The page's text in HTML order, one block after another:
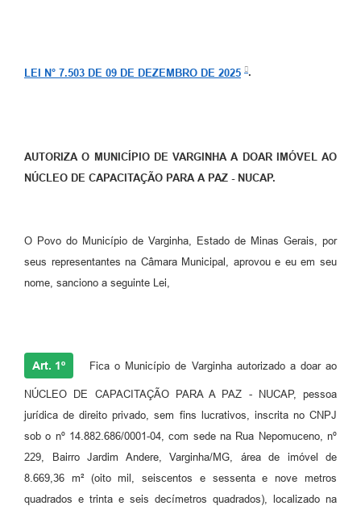
LEI N° 7.503 DE 09 DE DEZEMBRO DE 2025 .
AUTORIZA O MUNICÍPIO DE VARGINHA A DOAR IMÓVEL AO
NÚCLEO DE CAPACITAÇÃO PARA A PAZ - NUCAP.
O Povo do Município de Varginha, Estado de Minas Gerais, por
seus representantes na Câmara Municipal, aprovou e eu em seu
nome, sanciono a seguinte Lei,
Art. 1º Fica o Município de Varginha autorizado a doar ao
NÚCLEO DE CAPACITAÇÃO PARA A PAZ - NUCAP, pessoa
jurídica de direito privado, sem fins lucrativos, inscrita no CNPJ
sob o nº 14.882.686/0001-04, com sede na Rua Nepomuceno, nº
229, Bairro Jardim Andere, Varginha/MG, área de imóvel de
8.669,36 m² (oito mil, seiscentos e sessenta e nove metros
quadrados e trinta e seis decímetros quadrados), localizado na